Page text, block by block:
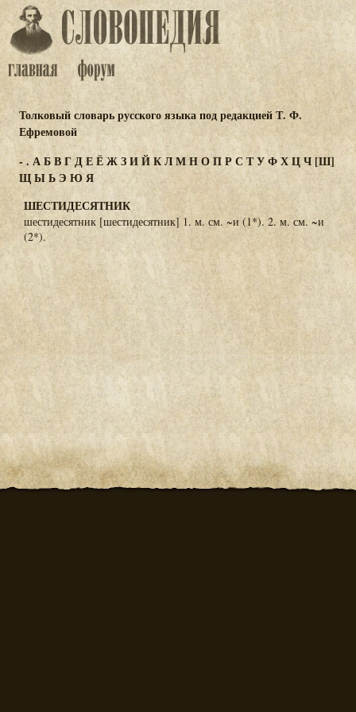
Толковый словарь русского языка под редакцией Т. Ф.
Ефремовой
- . АБВГДЕЁЖЗИЙКЛМНОПР С ТУФХЦЧ [Ш]
ЩЫЬЭ ЮЯ
ШЕСТИДЕСЯТНИК
шестидесятник [шестидесятник] 1. м. см. ~и (1*). 2. м. см. ~и
(2*).